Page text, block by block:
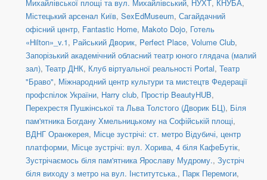
Михайлівської площі та вул. Михайлівський, НУХТ, КНУБА,
Містецький арсенал Київ, SexEdMuseum, Сагайдачний
офісний центр, Fantastic Home, Makoto Dojo, Готель
«Hilton»_v.1, Райський Дворик, Perfect Place, Volume Club,
Запорізький академічний обласний театр юного глядача (малий
зал), Театр ДНК, Клуб віртуальної реальності Portal, Театр
"Браво", Міжнародний центр культури та мистецтв Федерації
профспілок України, Harry club, Простір BeautyHUB,
Перехрестя Пушкінської та Льва Толстого (Дворик БЦ), Біля
пам'ятника Богдану Хмельницькому на Софійській площі,
ВДНГ Оранжерея, Місце зустрічі: ст. метро Відубичі, центр
платформи, Місце зустрічі: вул. Хорива, 4 біля КафеБутік,
Зустрічаємось біля пам'ятника Ярославу Мудрому., Зустріч
біля виходу з метро на вул. Інститутська., Парк Перемоги,